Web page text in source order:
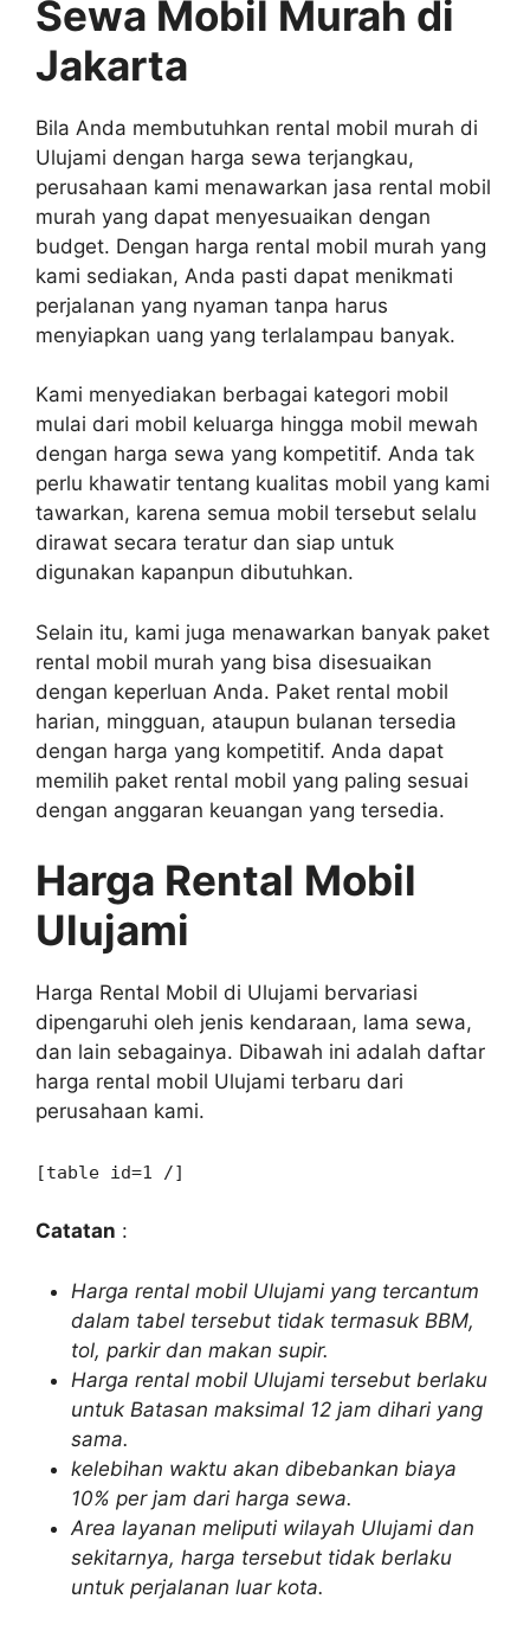
Sewa Mobil Murah di
Jakarta
Bila Anda membutuhkan rental mobil murah di
Ulujami dengan harga sewa terjangkau,
perusahaan kami menawarkan jasa rental mobil
murah yang dapat menyesuaikan dengan
budget. Dengan harga rental mobil murah yang
kami sediakan, Anda pasti dapat menikmati
perjalanan yang nyaman tanpa harus
menyiapkan uang yang terlalampau banyak.
Kami menyediakan berbagai kategori mobil
mulai dari mobil keluarga hingga mobil mewah
dengan harga sewa yang kompetitif. Anda tak
perlu khawatir tentang kualitas mobil yang kami
tawarkan, karena semua mobil tersebut selalu
dirawat secara teratur dan siap untuk
digunakan kapanpun dibutuhkan.
Selain itu, kami juga menawarkan banyak paket
rental mobil murah yang bisa disesuaikan
dengan keperluan Anda. Paket rental mobil
harian, mingguan, ataupun bulanan tersedia
dengan harga yang kompetitif. Anda dapat
memilih paket rental mobil yang paling sesuai
dengan anggaran keuangan yang tersedia.
Harga Rental Mobil
Ulujami
Harga Rental Mobil di Ulujami bervariasi
dipengaruhi oleh jenis kendaraan, lama sewa,
dan lain sebagainya. Dibawah ini adalah daftar
harga rental mobil Ulujami terbaru dari
perusahaan kami.
[table id=1 /]
Catatan :
Harga rental mobil Ulujami yang tercantum
dalam tabel tersebut tidak termasuk BBM,
tol, parkir dan makan supir.
Harga rental mobil Ulujami tersebut berlaku
untuk Batasan maksimal 12 jam dihari yang
sama.
kelebihan waktu akan dibebankan biaya
10% per jam dari harga sewa.
Area layanan meliputi wilayah Ulujami dan
sekitarnya, harga tersebut tidak berlaku
untuk perjalanan luar kota.